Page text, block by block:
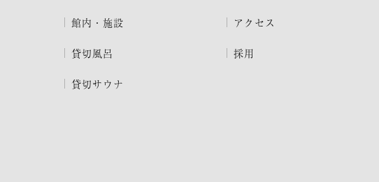
館内・施設
貸切風呂
貸切サウナ
アクセス
採用